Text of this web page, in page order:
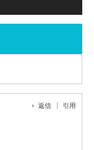
返信 引用